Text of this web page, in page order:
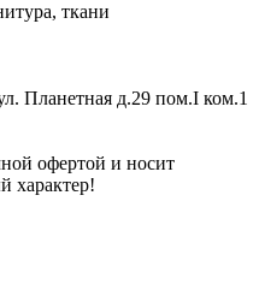
ткани
Планетная д.29 пом.I ком.1
офертой и носит
характер!